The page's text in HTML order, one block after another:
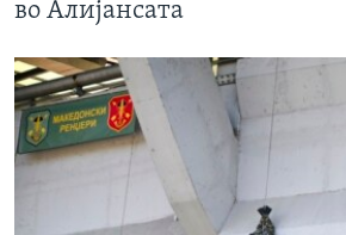
во Алијансaта